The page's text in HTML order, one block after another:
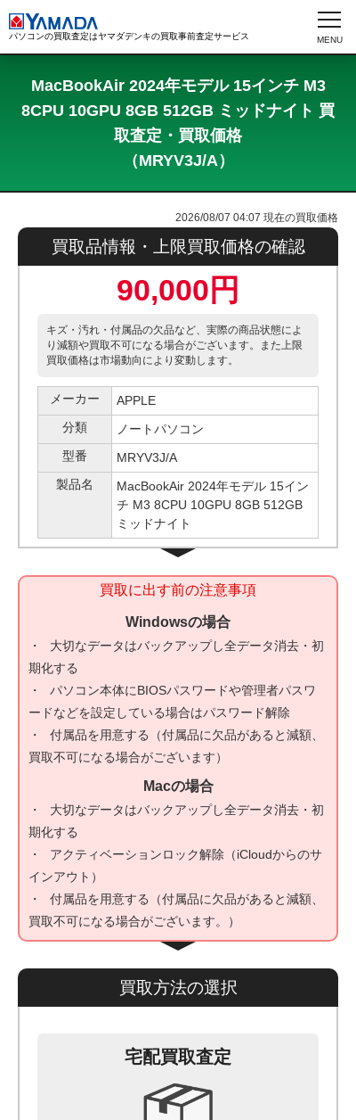
パソコンの買取査定はヤマダデンキの買取事前査定サービス
MacBookAir 2024年モデル 15インチ M3
8CPU 10GPU 8GB 512GB ミッドナイト 買
取査定・買取価格
（MRYV3J/A）
2026/08/07 04:07 現在の買取価格
買取品情報・上限買取価格の確認
90,000円
キズ・汚れ・付属品の欠品など、実際の商品状態によ
り減額や買取不可になる場合がございます。また上限
買取価格は市場動向により変動します。
メーカー
APPLE
分類
ノートパソコン
型番
MRYV3J/A
製品名
MacBookAir 2024年モデル 15イン
チ M3 8CPU 10GPU 8GB 512GB
ミッドナイト
買取に出す前の注意事項
Windowsの場合
大切なデータはバックアップし全データ消去・初
期化する
パソコン本体にBIOSパスワードや管理者パスワ
ードなどを設定している場合はパスワード解除
付属品を用意する（付属品に欠品があると減額、
買取不可になる場合がございます）
Macの場合
大切なデータはバックアップし全データ消去・初
期化する
アクティベーションロック解除（iCloudからのサ
インアウト）
付属品を用意する（付属品に欠品があると減額、
買取不可になる場合がございます。）
買取方法の選択
宅配買取査定